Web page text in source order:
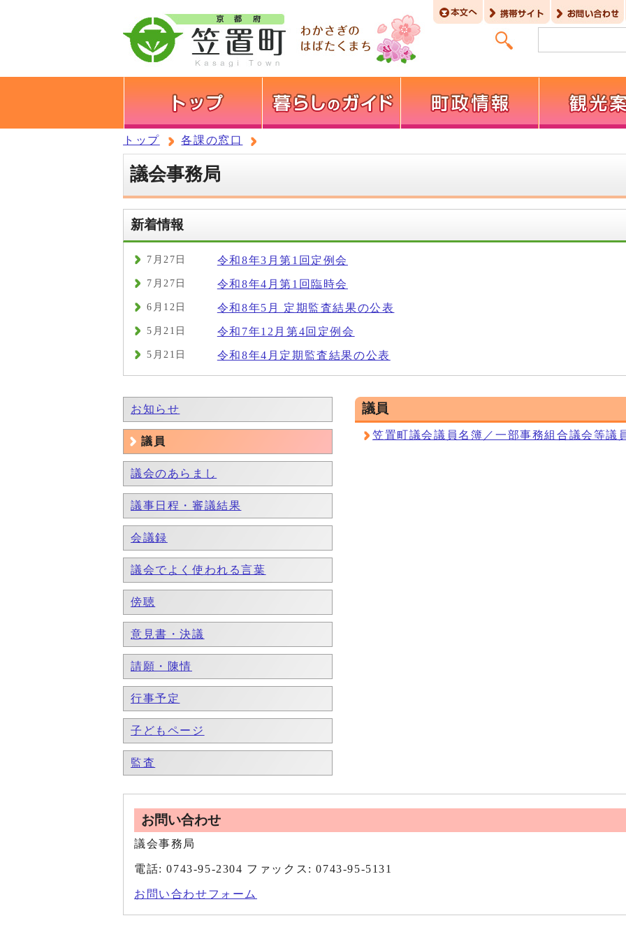
トップ 各課の窓口
議会事務局
新着情報
7月27日 令和8年3月第1回定例会
7月27日 令和8年4月第1回臨時会
6月12日 令和8年5月 定期監査結果の公表
5月21日 令和7年12月第4回定例会
5月21日 令和8年4月定期監査結果の公表
お知らせ
議員
議会のあらまし
議事日程・審議結果
会議録
議会でよく使われる言葉
傍聴
意見書・決議
請願・陳情
行事予定
子どもページ
監査
議員
笠置町議会議員名簿／一部事務組合議会等議
お問い合わせ
議会事務局
電話: 0743-95-2304 ファックス: 0743-95-5131
お問い合わせフォーム